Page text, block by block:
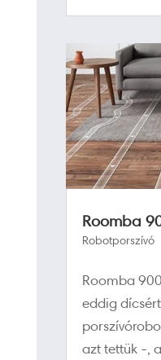
Roomba
Robotporszívó
Roomba
eddig
azt tettük -,